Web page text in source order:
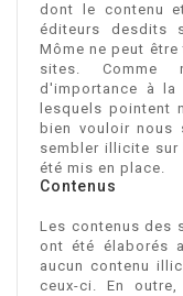
dont le contenu
éditeurs desdits
Môme ne peut
sites. Comme
d'importance à
lesquels pointent
bien vouloir nous
sembler illicite
été mis en place.
Contenus
Les contenus des
ont été élaborés
aucun contenu
ceux-ci. En